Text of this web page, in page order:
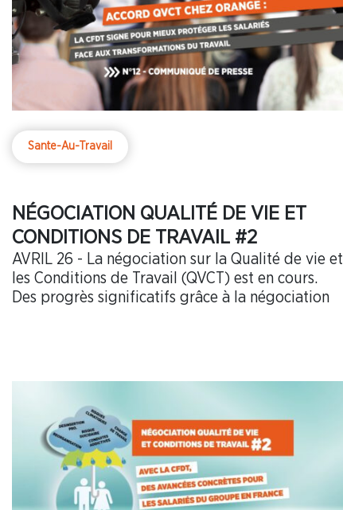
Sante-Au-Travail
NÉGOCIATION QUALITÉ DE VIE ET
CONDITIONS DE TRAVAIL #2
AVRIL 26 - La négociation sur la Qualité de vie et
les Conditions de Travail (QVCT) est en cours.
Des progrès significatifs grâce à la négociation